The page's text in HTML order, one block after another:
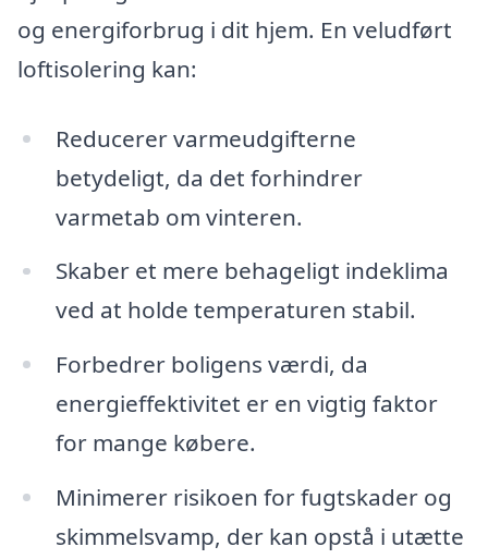
og energiforbrug i dit hjem. En veludført
loftisolering kan:
Reducerer varmeudgifterne
betydeligt, da det forhindrer
varmetab om vinteren.
Skaber et mere behageligt indeklima
ved at holde temperaturen stabil.
Forbedrer boligens værdi, da
energieffektivitet er en vigtig faktor
for mange købere.
Minimerer risikoen for fugtskader og
skimmelsvamp, der kan opstå i utætte